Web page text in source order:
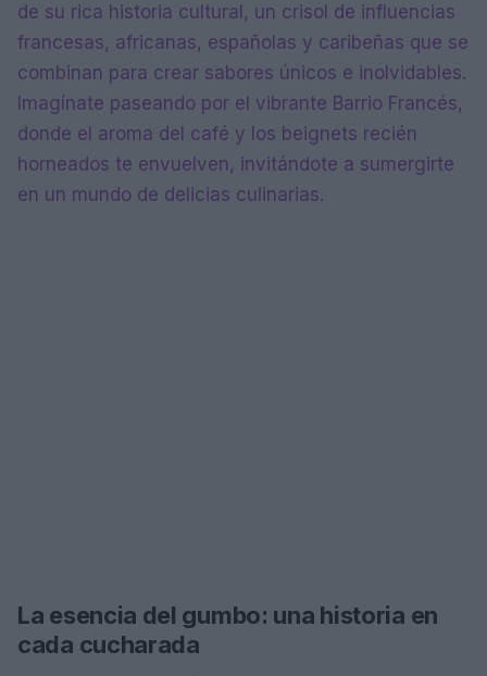
de su rica historia cultural, un crisol de influencias
francesas, africanas, españolas y caribeñas que se
combinan para crear sabores únicos e inolvidables.
Imagínate paseando por el vibrante Barrio Francés,
donde el aroma del café y los beignets recién
horneados te envuelven, invitándote a sumergirte
en un mundo de delicias culinarias.
La esencia del gumbo: una historia en
cada cucharada